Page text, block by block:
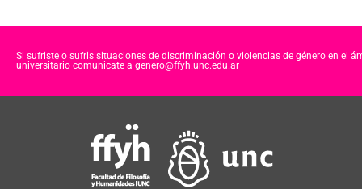
Si sufriste o sufris situaciones de discriminación o violencias de género en el
universitario comunicate a genero@ffyh.unc.edu.ar